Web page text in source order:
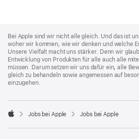
Footer
Bei Apple sind wir nicht alle gleich. Und das ist
woher wir kommen, wie wir denken und welche
Unsere Vielfalt macht uns stärker. Denn wir
Entwicklung von Produkten für alle auch alle
müssen. Darum setzen wir uns dafür ein, alle
gleich zu behandeln sowie angemessen auf
einzugehen.

Jobs bei Apple Jobs bei Apple